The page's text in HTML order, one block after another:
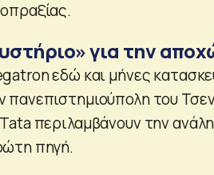
για την
εδώ και μήνες
πανεπιστημιούπολη του
περιλαμβάνουν την
πηγή.